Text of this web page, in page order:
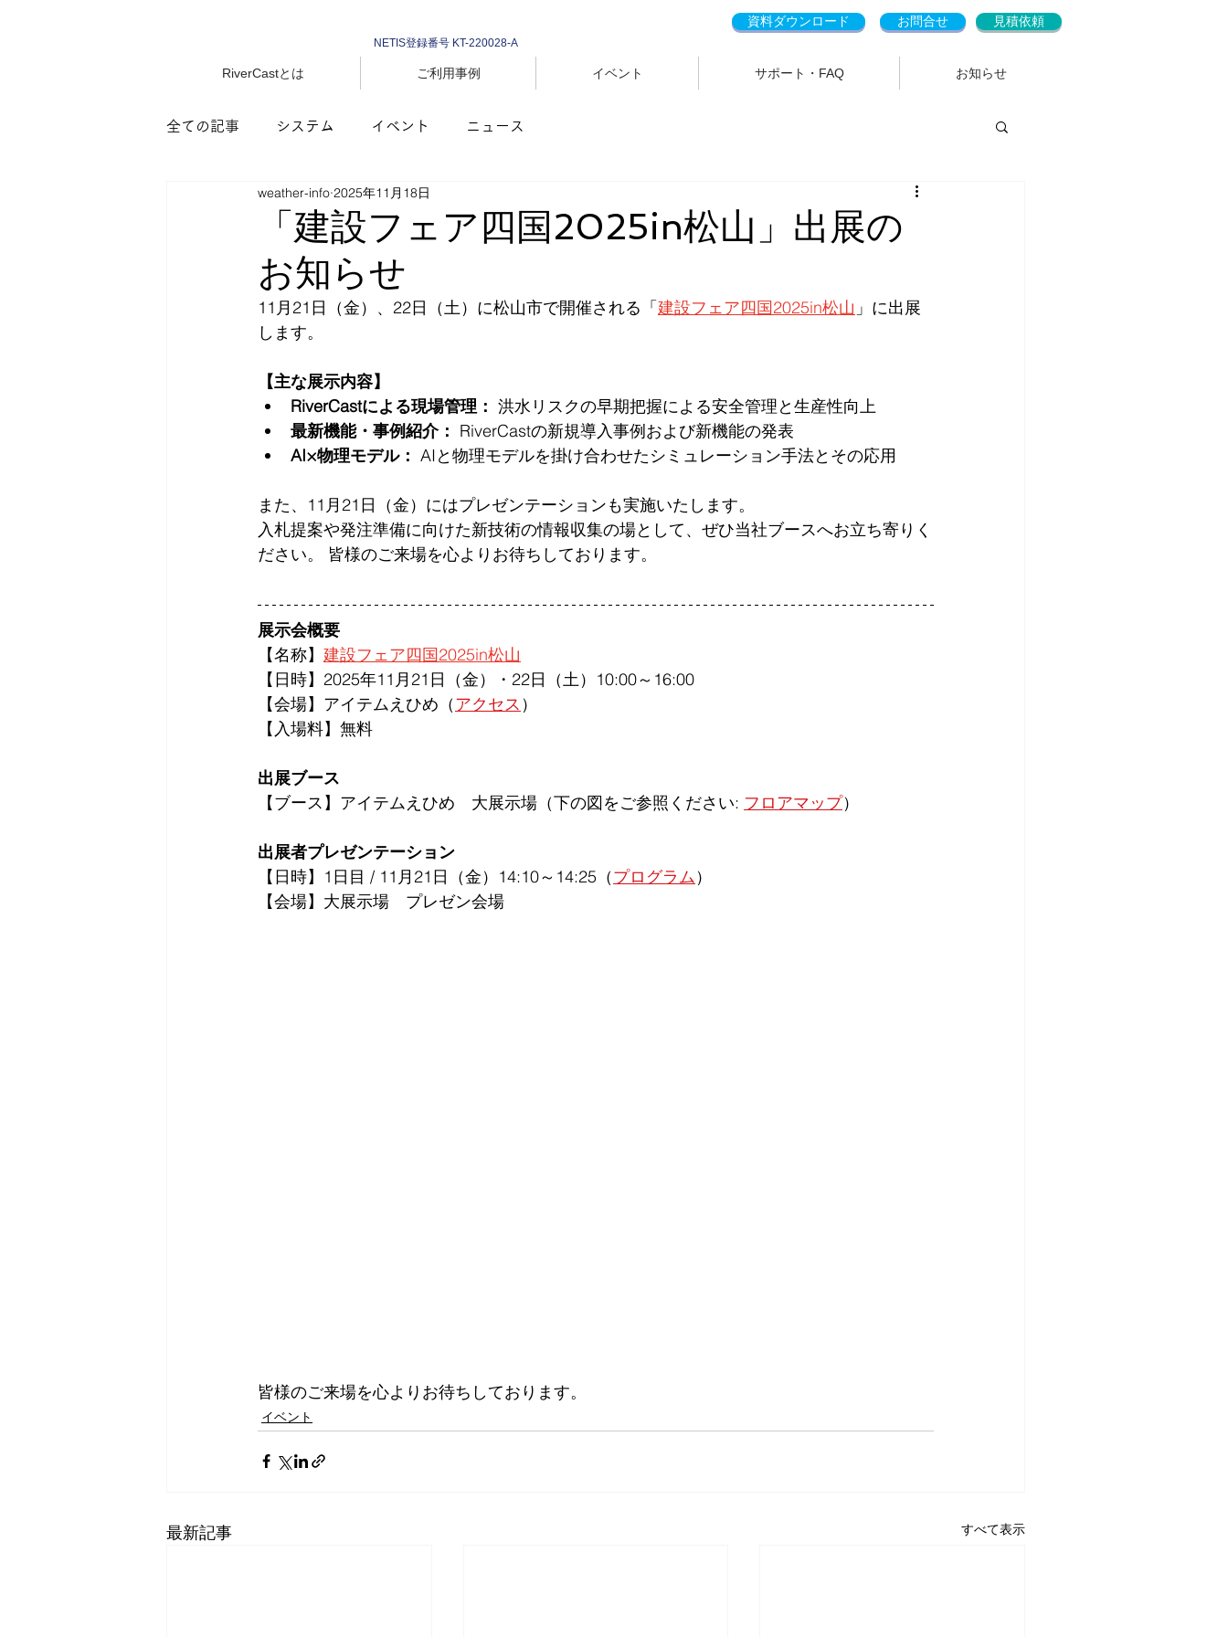
NETIS登録番号 KT-220028-A
資料ダウンロード お問合せ 見積依頼
RiverCastとは ご利用事例 イベント サポート・FAQ お知らせ
全ての記事 システム イベント ニュース
「建設フェア四国2025in松山」出展の
お知らせ
weather-info 2025年11月18日
11月21日（金）、22日（土）に松山市で開催される「建設フェア四国2025in松山 」に出展
します。
【主な展示内容】
RiverCastによる現場管理： 洪水リスクの早期把握による安全管理と生産性向上
最新機能・事例紹介： RiverCastの新規導入事例および新機能の発表
AI×物理モデル： AIと物理モデルを掛け合わせたシミュレーション手法とその応用
また、11月21日（金）にはプレゼンテーションも実施いたします。
入札提案や発注準備に向けた新技術の情報収集の場として、ぜひ当社ブースへお立ち寄りく
ださい。 皆様のご来場を心よりお待ちしております。
展示会概要
【名称】 建設フェア四国2025in松山
【日時】2025年11月21日（金）・22日（土）10:00～16:00
【会場】 アイテムえひめ （アクセス ）
【入場料】無料
出展ブース
【ブース】 アイテムえひめ　大展示場 （下の図をご参照ください: フロアマップ）
出展者プレゼンテーション
【日時】1日目 / 11月21日（金） 14:10～14:25 （プログラム）
【会場】 大展示場　プレゼン会場
皆様のご来場を心よりお待ちしております。
イベント
最新記事 すべて表示